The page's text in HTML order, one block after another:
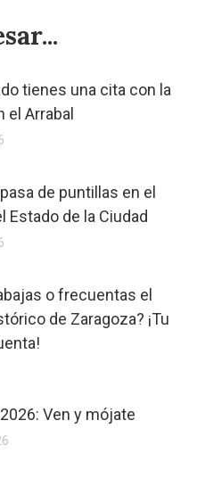
tienes una cita con la
el Arrabal
de puntillas en el
Estado de la Ciudad
o frecuentas el
de Zaragoza? ¡Tu
Ven y mójate